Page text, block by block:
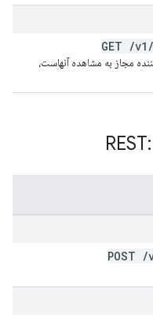
GET /v1 /
مجاز به مشاهده آنهاست،
POST /